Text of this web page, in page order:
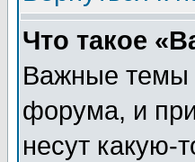
Что такое
Важные темы
форума, и
несут